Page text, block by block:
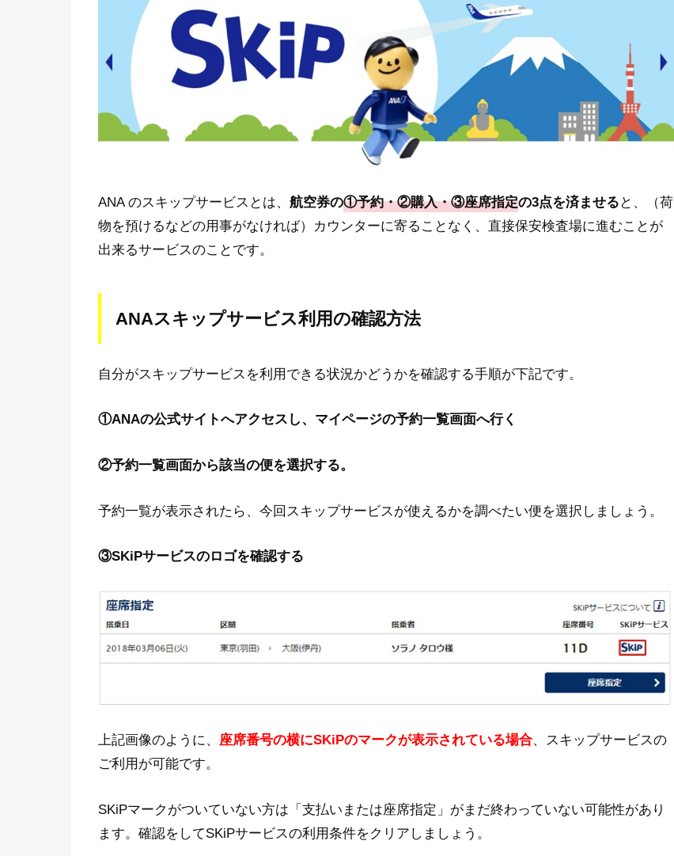
ANA のスキップサービスとは、 航空券の①予約・②購入・③座席指定の3点を済ませる と、（荷
物を預けるなどの用事がなければ）カウンターに寄ることなく、直接保安検査場に進むことが
出来るサービスのことです。
ANAスキップサービス利用の確認方法
自分がスキップサービスを利用できる状況かどうかを確認する手順が下記です。
①ANAの公式サイトへアクセスし、マイページの予約一覧画面へ行く
②予約一覧画面から該当の便を選択する。
予約一覧が表示されたら、今回スキップサービスが使えるかを調べたい便を選択しましょう。
③SKiPサービスのロゴを確認する
上記画像のように、 座席番号の横にSKiPのマークが表示されている場合、スキップサービスの
ご利用が可能です。
SKiPマークがついていない方は「支払いまたは座席指定」がまだ終わっていない可能性があり
ます。確認をしてSKiPサービスの利用条件をクリアしましょう。